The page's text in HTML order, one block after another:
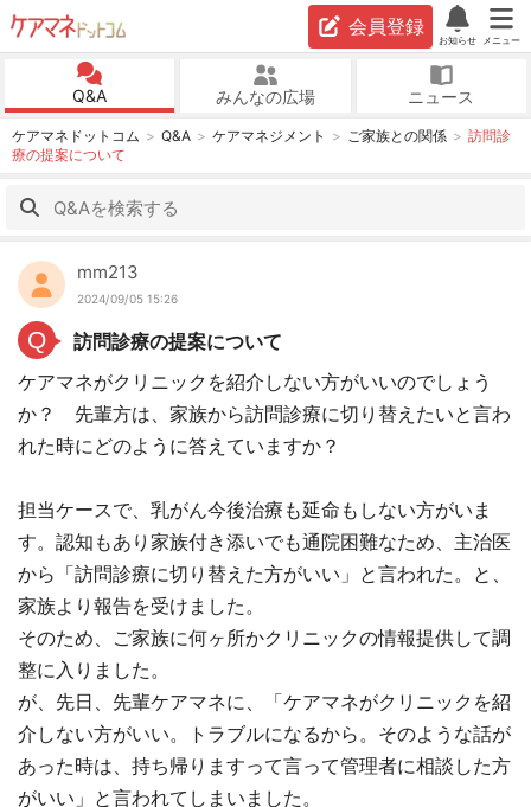
会員登録
お知らせ メニュー
Q&A みんなの広場 ニュース
ケアマネドットコム Q&A ケアマネジメント ご家族との関係
訪問診
療の提案について
mm213
2024/09/05 15:26
Q
訪問診療の提案について
ケアマネがクリニックを紹介しない方がいいのでしょう
か？ 先輩方は、家族から訪問診療に切り替えたいと言わ
れた時にどのように答えていますか？
担当ケースで、乳がん今後治療も延命もしない方がいま
す。認知もあり家族付き添いでも通院困難なため、主治医
から「訪問診療に切り替えた方がいい」と言われた。と、
家族より報告を受けました。
そのため、ご家族に何ヶ所かクリニックの情報提供して調
整に入りました。
が、先日、先輩ケアマネに、「ケアマネがクリニックを紹
介しない方がいい。トラブルになるから。そのような話が
あった時は、持ち帰りますって言って管理者に相談した方
がいい」と言われてしまいました。